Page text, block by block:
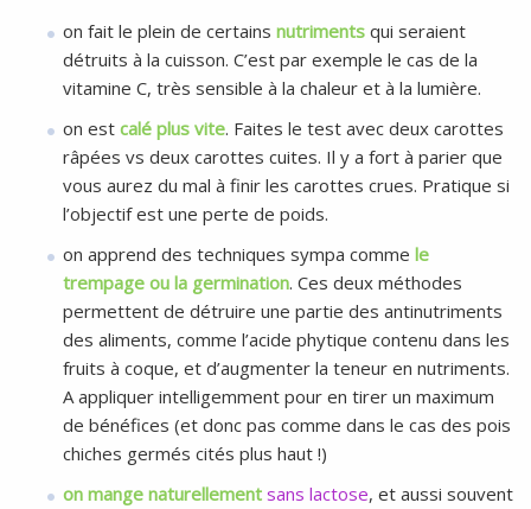
on fait le plein de certains nutrimentsqui seraient
détruits à la cuisson. C’est par exemple le cas de la
vitamine C, très sensible à la chaleur et à la lumière.
on est calé plus vite. Faites le test avec deux carottes
râpées vs deux carottes cuites. Il y a fort à parier que
vous aurez du mal à finir les carottes crues. Pratique si
l’objectif est une perte de poids.
on apprend des techniques sympa comme le
trempage ou la germination. Ces deux méthodes
permettent de détruire une partie des antinutriments
des aliments, comme l’acide phytique contenu dans les
fruits à coque, et d’augmenter la teneur en nutriments.
A appliquer intelligemment pour en tirer un maximum
de bénéfices (et donc pas comme dans le cas des pois
chiches germés cités plus haut !)
on mange naturellement sans lactose, et aussi souvent